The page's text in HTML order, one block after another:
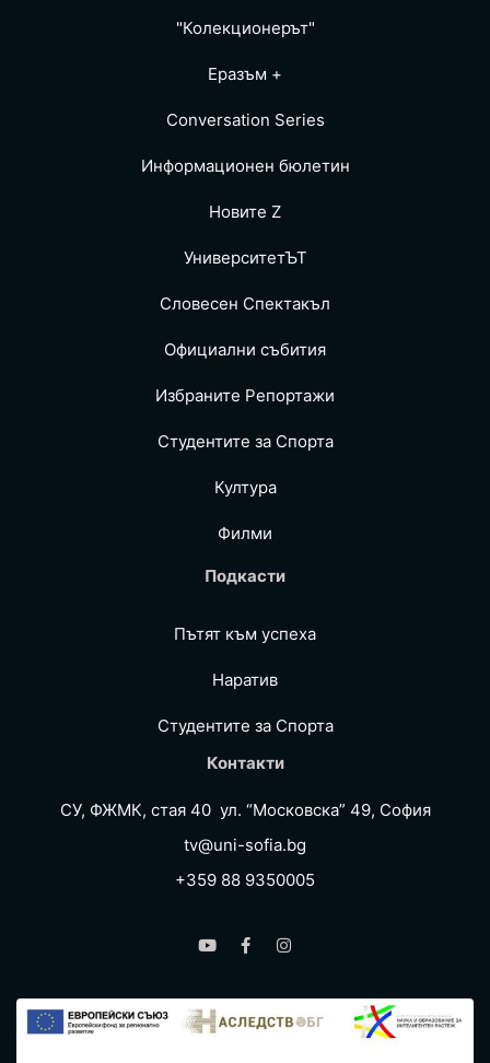
"Колекционерът"
Еразъм +
Conversation Series
Информационен бюлетин
Новите Z
УниверситетЪТ
Словесен Спектакъл
Официални събития
Избраните Репoртажи
Студентите за Спортa
Култура
Филми
Подкасти
Пътят към успеха
Наратив
Студентите за Спортa
Контакти
СУ, ФЖМК, стая 40 ул. “Московска” 49, София
tv@uni-sofia.bg
+359 88 9350005